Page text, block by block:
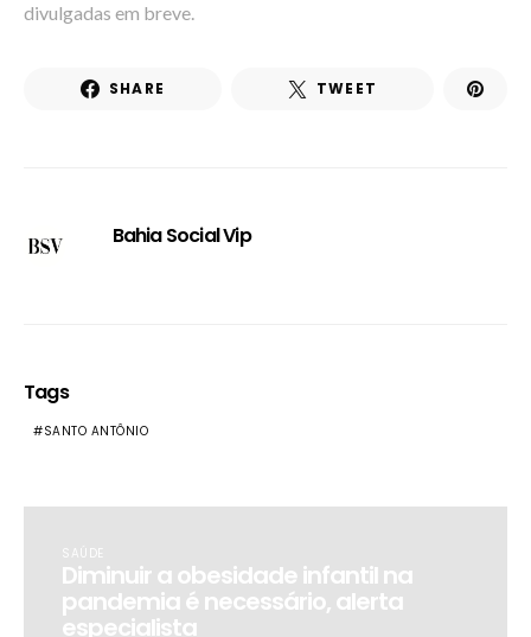
divulgadas em breve.
SHARE TWEET
Bahia Social Vip
Tags
SANTO ANTÔNIO
SAÚDE
Diminuir a obesidade infantil na
pandemia é necessário, alerta
especialista